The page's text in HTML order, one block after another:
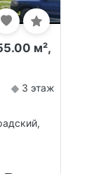
м²,
3 этаж